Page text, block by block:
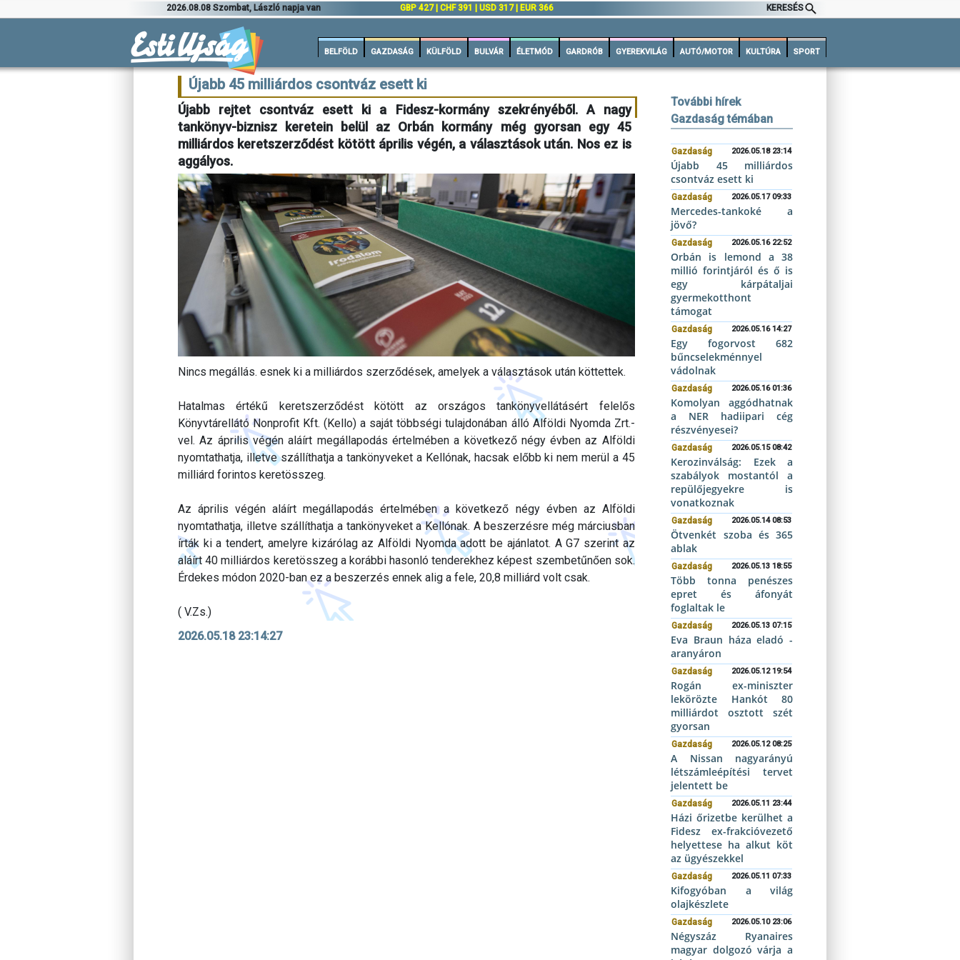
2026.08.08 Szombat, László napja van GBP 427 | CHF 391 | USD 317 | EUR 366 KERESÉS
BELFÖLD GAZDASÁG KÜLFÖLD BULVÁR ÉLETMÓD GARDRÓB GYEREKVILÁG AUTÓ/MOTOR KULTÚRA SPORT
Újabb 45 milliárdos csontváz esett ki
Újabb rejtet csontváz esett ki a Fidesz-kormány szekrényéből. A nagy
tankönyv-biznisz keretein belül az Orbán kormány még gyorsan egy 45
milliárdos keretszerződést kötött április végén, a választások után. Nos ez is
aggályos.
Nincs megállás. esnek ki a milliárdos szerződések, amelyek a választások után köttettek.
Hatalmas értékű keretszerződést kötött az országos tankönyvellátásért felelős
Könyvtárellátó Nonprofit Kft. (Kello) a saját többségi tulajdonában álló Alföldi Nyomda Zrt.-
vel. Az április végén aláírt megállapodás értelmében a következő négy évben az Alföldi
nyomtathatja, illetve szállíthatja a tankönyveket a Kellónak, hacsak előbb ki nem merül a 45
milliárd forintos keretösszeg.
Az április végén aláírt megállapodás értelmében a következő négy évben az Alföldi
nyomtathatja, illetve szállíthatja a tankönyveket a Kellónak. A beszerzésre még márciusban
írták ki a tendert, amelyre kizárólag az Alföldi Nyomda adott be ajánlatot. A G7 szerint az
aláírt 40 milliárdos keretösszeg a korábbi hasonló tenderekhez képest szembetűnően sok.
Érdekes módon 2020-ban ez a beszerzés ennek alig a fele, 20,8 milliárd volt csak.
( V.Zs.)
2026.05.18 23:14:27
További hírek
Gazdaság témában
Gazdaság 2026.05.18 23:14
Újabb 45 milliárdos
csontváz esett ki
Gazdaság 2026.05.17 09:33
Mercedes-tankoké a
jövő?
Gazdaság 2026.05.16 22:52
Orbán is lemond a 38
millió forintjáról és ő is
egy kárpátaljai
gyermekotthont
támogat
Gazdaság 2026.05.16 14:27
Egy fogorvost 682
bűncselekménnyel
vádolnak
Gazdaság 2026.05.16 01:36
Komolyan aggódhatnak
a NER hadiipari cég
részvényesei?
Gazdaság 2026.05.15 08:42
Kerozinválság: Ezek a
szabályok mostantól a
repülőjegyekre is
vonatkoznak
Gazdaság 2026.05.14 08:53
Ötvenkét szoba és 365
ablak
Gazdaság 2026.05.13 18:55
Több tonna penészes
epret és áfonyát
foglaltak le
Gazdaság 2026.05.13 07:15
Eva Braun háza eladó -
aranyáron
Gazdaság 2026.05.12 19:54
Rogán ex-miniszter
lekörözte Hankót 80
milliárdot osztott szét
gyorsan
Gazdaság 2026.05.12 08:25
A Nissan nagyarányú
létszámleépítési tervet
jelentett be
Gazdaság 2026.05.11 23:44
Házi őrizetbe kerülhet a
Fidesz ex-frakcióvezető
helyettese ha alkut köt
az ügyészekkel
Gazdaság 2026.05.11 07:33
Kifogyóban a világ
olajkészlete
Gazdaság 2026.05.10 23:06
Négyszáz Ryanaires
magyar dolgozó várja a